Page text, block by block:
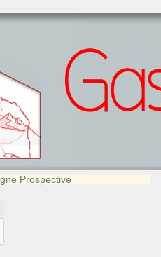
Prospective